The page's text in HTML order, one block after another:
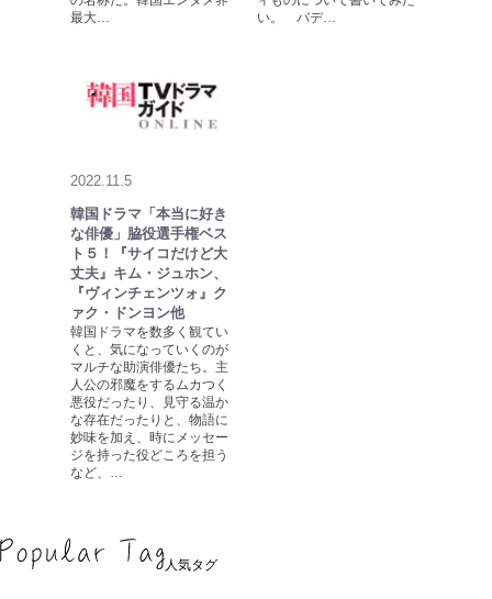
最大…
い。 バデ…
2022.11.5
韓国ドラマ「本当に好き
な俳優」脇役選手権ベス
ト５！『サイコだけど大
丈夫』キム・ジュホン、
『ヴィンチェンツォ』ク
ァク・ドンヨン他
韓国ドラマを数多く観てい
くと、気になっていくのが
マルチな助演俳優たち。主
人公の邪魔をするムカつく
悪役だったり、見守る温か
な存在だったりと、物語に
妙味を加え、時にメッセー
ジを持った役どころを担う
など、…
人気タグ